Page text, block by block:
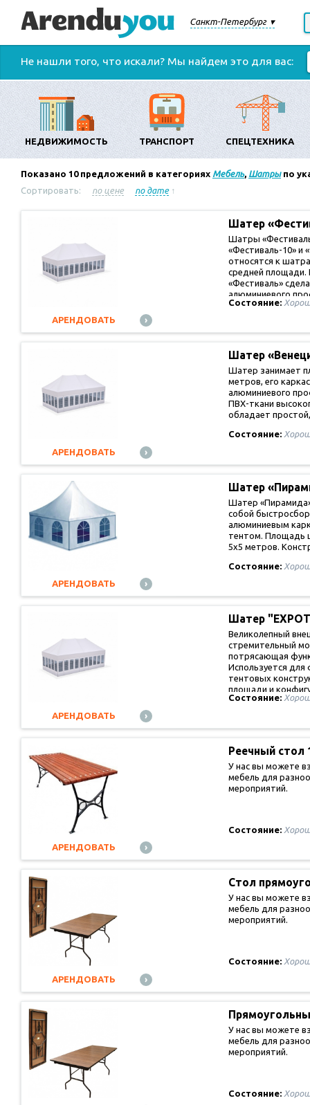
Санкт-Петербург
Не нашли того, что искали? Мы найдем это для вас:
НЕДВИЖИМОСТЬ ТРАНСПОРТ СПЕЦТЕХНИКА
Показано 10предложений в категориях Мебель, Шатрыпо
Сортировать:
по цене по дате↑
Шатер
Шатры
«Фестиваль-10» и
относятся к
средней
«Фестиваль»
алюминиевого
Состояние:
АРЕНДОВАТЬ
Шатер
Шатер занимает
метров, его
алюминиевого
ПВХ-ткани
обладает
Состояние:
АРЕНДОВАТЬ
Шатер
Шатер
собой
алюминиевым
тентом. Площадь
5х5 метров.
Состояние:
АРЕНДОВАТЬ
Шатер
Великолепный
стремительный
потрясающая
Используется
тентовых
площади и
Состояние:
АРЕНДОВАТЬ
Реечный стол
У нас вы можете
мебель для
мероприятий.
Состояние:
АРЕНДОВАТЬ
Стол
У нас вы можете
мебель для
мероприятий.
Состояние:
АРЕНДОВАТЬ
У нас вы можете
мебель для
мероприятий.
Состояние: